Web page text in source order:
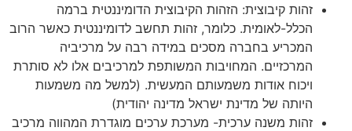
זהות קיבוצית: הזהות הקיבוצית הדומיננטית ברמה
הכלל-לאומית. כלומר, זהות תחשב לדומיננטית כאשר הרוב
המכריע בחברה מסכים במידה רבה על מרכיביה
המרכזיים. המחויבות המשותפת למרכיבים אלו לא סותרת
ויכוח אודות משמעותם המעשית. (למשל מה משמעות
היותה של מדינת ישראל מדינה יהודית)
זהות משנה ערכית- מערכת ערכים מוגדרת המהווה מרכיב